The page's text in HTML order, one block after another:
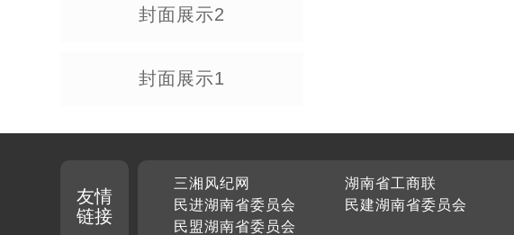
封面展示2
封面展示1
友情
链接
三湘风纪网 湖南省工商联
民进湖南省委员会
民建湖南省委员会
民盟湖南省委员会